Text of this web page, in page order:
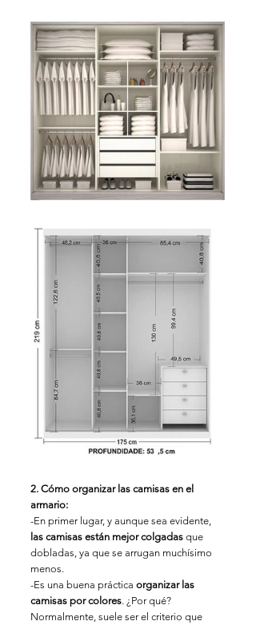
2. Cómo organizar las camisas en el
armario:
-En primer lugar, y aunque sea evidente,
las camisas están mejor colgadas que
dobladas, ya que se arrugan muchísimo
menos.
-Es una buena práctica organizar las
camisas por colores. ¿Por qué?
Normalmente, suele ser el criterio que